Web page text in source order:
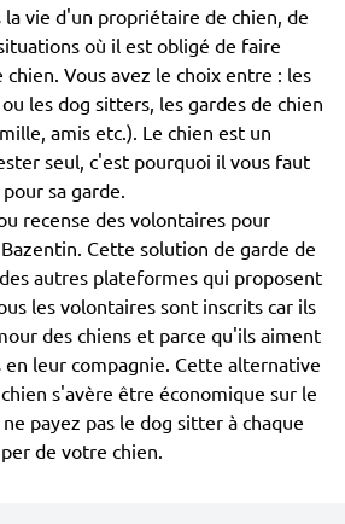
la vie d'un propriétaire de chien, de
où il est obligé de faire
chien. Vous avez le choix entre : les
les dog sitters, les gardes de chien
amis etc.). Le chien est un
seul, c'est pourquoi il vous faut
sa garde.
recense des volontaires pour
Cette solution de garde de
autres plateformes qui proposent
les volontaires sont inscrits car ils
des chiens et parce qu'ils aiment
en leur compagnie. Cette alternative
s'avère être économique sur le
payez pas le dog sitter à chaque
de votre chien.